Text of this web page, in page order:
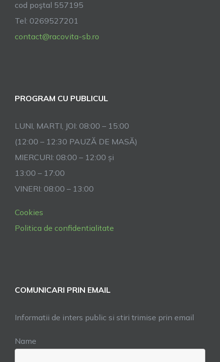
cod poştal 557195
Tel: 0269527201
contact@racovita-sb.ro
PROGRAM CU PUBLICUL
LUNI, MARTI, JOI: 08:00 – 15:00
(12:00 – 12:30 PAUZĂ DE MASĂ)
MIERCURI: 08:00 – 12:00 și
13:00 – 17:00
VINERI: 08:00 – 13:00
Cookies
Politica de confidentialitate
COMUNICARI PRIN EMAIL
Informatii de inters public si stiri trimise prin email
Name